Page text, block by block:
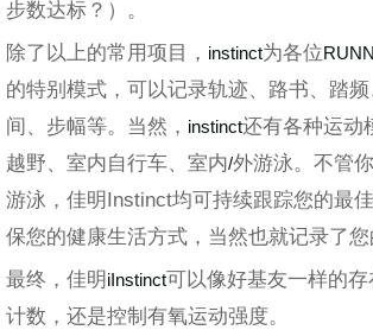
步数达标？）。
除了以上的常用项目， instinct为各位
的特别模式，可以记录轨迹、路书、踏
间、步幅等。当然， instinct还有各种运动
越野、室内自行车、室内/外游泳。不管
游泳，佳明Instinct均可持续跟踪您的最
保您的健康生活方式，当然也就记录了您
最终，佳明iInstinct可以像好基友一样的
计数，还是控制有氧运动强度。